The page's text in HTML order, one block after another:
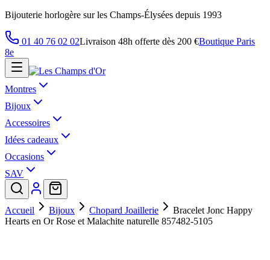
Bijouterie horlogère sur les Champs-Élysées depuis 1993
01 40 76 02 02Livraison 48h offerte dès 200 €Boutique Paris
8e
Montres
Bijoux
Accessoires
Idées cadeaux
Occasions
SAV
Accueil Bijoux Chopard Joaillerie
Bracelet Jonc Happy
Hearts en Or Rose et Malachite naturelle 857482-5105